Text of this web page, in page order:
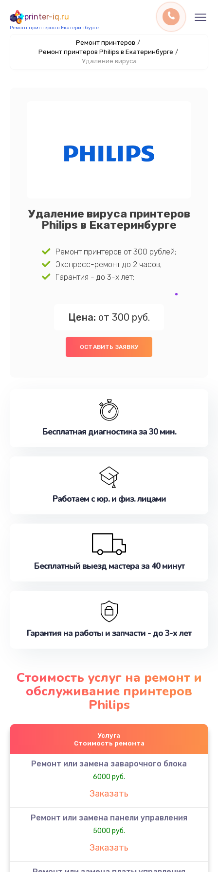
printer-iq.ru
Ремонт принтеров в Екатеринбурге
Ремонт принтеров /
Ремонт принтеров Philips в Екатеринбурге /
Удаление вируса
Удаление вируса принтеров
Philips в Екатеринбурге
Ремонт принтеров от 300 рублей;
Экспресс-ремонт до 2 часов;
Гарантия - до 3-х лет;
Цена: от 300 руб.
ОСТАВИТЬ ЗАЯВКУ
Бесплатная диагностика за 30 мин.
Работаем с юр. и физ. лицами
Бесплатный выезд мастера за 40 минут
Гарантия на работы и запчасти - до 3-х лет
Стоимость услуг на ремонт и
обслуживание принтеров
Philips
Услуга
Стоимость ремонта
Ремонт или замена заварочного блока
6000 руб.
Заказать
Ремонт или замена панели управления
5000 руб.
Заказать